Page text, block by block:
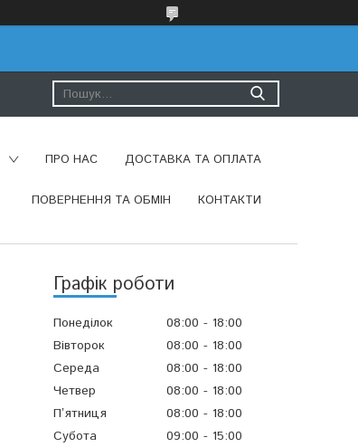
ПРО НАС ДОСТАВКА ТА ОПЛАТА
ПОВЕРНЕННЯ ТА ОБМІН КОНТАКТИ
Графік роботи
Понеділок 08:00
18:00
Вівторок
08:00
18:00
Середа
08:00
18:00
Четвер
08:00
18:00
Пʼятниця
08:00
18:00
Субота
09:00
15:00